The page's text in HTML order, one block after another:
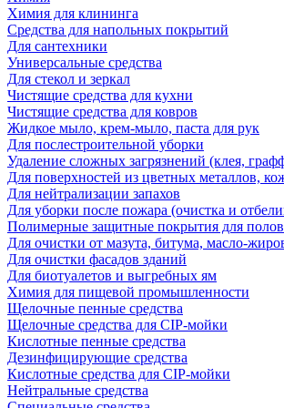
Химия для клининга
Средства для напольных покрытий
Для сантехники
Универсальные средства
Для стекол и зеркал
Чистящие средства для кухни
Чистящие средства для ковров
Жидкое мыло, крем-мыло, паста для рук
Для послестроительной уборки
Удаление сложных загрязнений (клея,
Для поверхностей из цветных металлов,
Для нейтрализации запахов
Для уборки после пожара (очистка и
Полимерные защитные покрытия для полов
Для очистки от мазута, битума, масло-
Для очистки фасадов зданий
Для биотуалетов и выгребных ям
Химия для пищевой промышленности
Щелочные пенные средства
Щелочные средства для CIP-мойки
Кислотные пенные средства
Дезинфицирующие средства
Кислотные средства для CIP-мойки
Нейтральные средства